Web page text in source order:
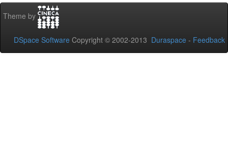
Theme by
DSpace Software Copyright © 2002-2013 Duraspace - Feedback